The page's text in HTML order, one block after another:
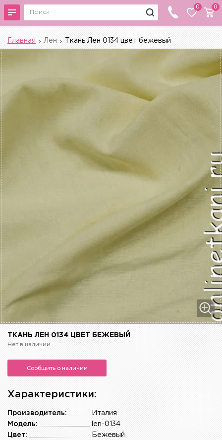
0 0
Главная Лен Ткань Лен 0134 цвет бежевый
ТКАНЬ ЛЕН 0134 ЦВЕТ БЕЖЕВЫЙ
Нет в наличии
Сообщить о наличии
Характеристики:
Италия
Производитель:
len-0134
Модель:
Бежевый
Цвет: